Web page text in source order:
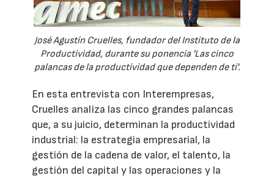
José Agustín Cruelles, fundador del Instituto de la
Productividad, durante su ponencia 'Las cinco
palancas de la productividad que dependen de ti'.
En esta entrevista con Interempresas,
Cruelles analiza las cinco grandes palancas
que, a su juicio, determinan la productividad
industrial: la estrategia empresarial, la
gestión de la cadena de valor, el talento, la
gestión del capital y las operaciones y la